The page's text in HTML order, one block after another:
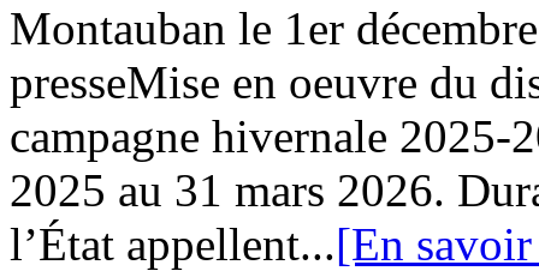
Montauban le 1er
presseMise en oeuvre du
campagne hivernale 2025-
2025 au 31 mars 2026.
l’État appellent...[En